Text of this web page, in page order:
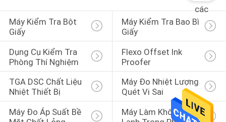
các
Máy Kiểm Tra Bột
Giấy
Máy Kiểm Tra Bao Bì
Giấy
Dụng Cụ Kiểm Tra
Phòng Thí Nghiệm
Flexo Offset Ink
Proofer
TGA DSC Chất Liệu
Nhiệt Thiết Bị
Máy Đo Nhiệt Lượng
Quét Vi Sai
Máy Đo Áp Suất Bề
Máy Làm Khô Đông